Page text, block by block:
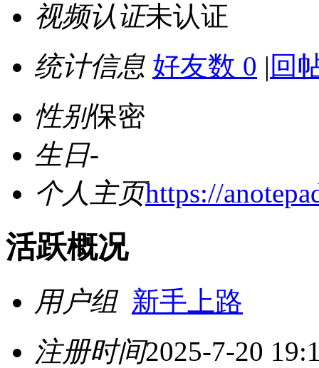
视频认证未认证
统计信息 好友数 0 | 回
性别保密
生日-
个人主页https://
活跃概况
用户组 新手上路
注册时间2025-7-20